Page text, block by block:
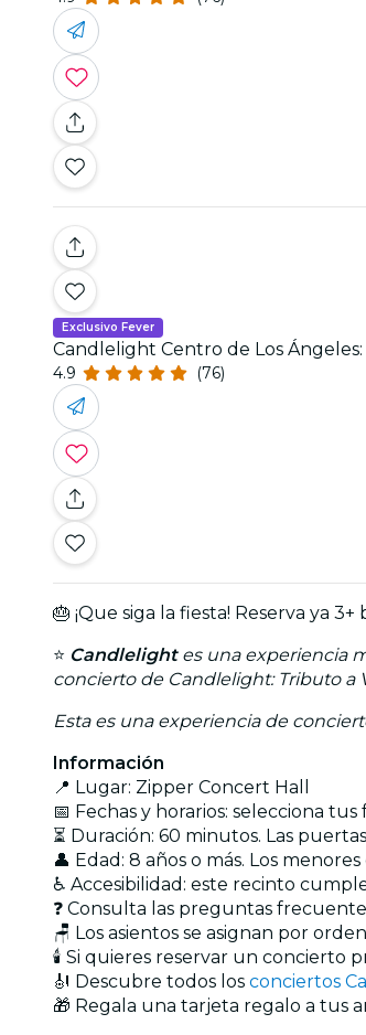
Exclusivo Fever
Candlelight Centro de Los
4.9 (76)
🎂 ¡Que siga la fiesta! Reserva ya
⭐ Candlelightes una experiencia
concierto de Candlelight: Tributo a
Esta es una experiencia de
Información
📍 Lugar: Zipper Concert Hall
📅 Fechas y horarios: selecciona
⏳ Duración: 60 minutos. Las
👤 Edad: 8 años o más. Los
♿ Accesibilidad: este recinto
❓ Consulta las preguntas
🪑 Los asientos se asignan por
🕯️ Si quieres reservar un concierto
🎻 Descubre todos los conciertos
🎁 Regala una tarjeta regalo a tus